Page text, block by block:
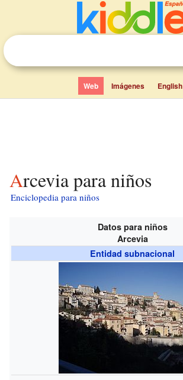
Web Imágenes English
Arcevia para niños
Enciclopedia para niños
Datos para niños
Arcevia
Entidad subnacional